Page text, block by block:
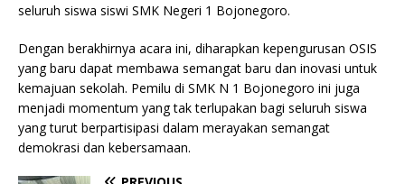
seluruh siswa siswi SMK Negeri 1 Bojonegoro.
Dengan berakhirnya acara ini, diharapkan kepengurusan OSIS
yang baru dapat membawa semangat baru dan inovasi untuk
kemajuan sekolah. Pemilu di SMK N 1 Bojonegoro ini juga
menjadi momentum yang tak terlupakan bagi seluruh siswa
yang turut berpartisipasi dalam merayakan semangat
demokrasi dan kebersamaan.